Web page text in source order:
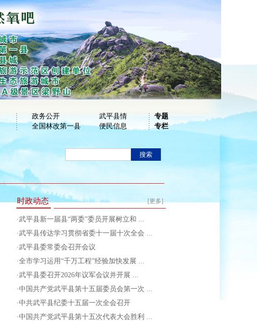
政务公开
全国林改第一县
武平县情
便民信息
专题
专栏
[更多]
时政动态
·武平县新一届县“两委”委员开展树立和 ...
·武平县传达学习贯彻省委十一届十次全会 ...
·武平县委常委会召开会议
·全市学习运用“千万工程”经验加快发展 ...
·武平县委召开2026年议军会议并开展 ...
·中国共产党武平县第十五届委员会第一次 ...
·中共武平县纪委十五届一次全会召开
·中国共产党武平县第十五次代表大会胜利 ...